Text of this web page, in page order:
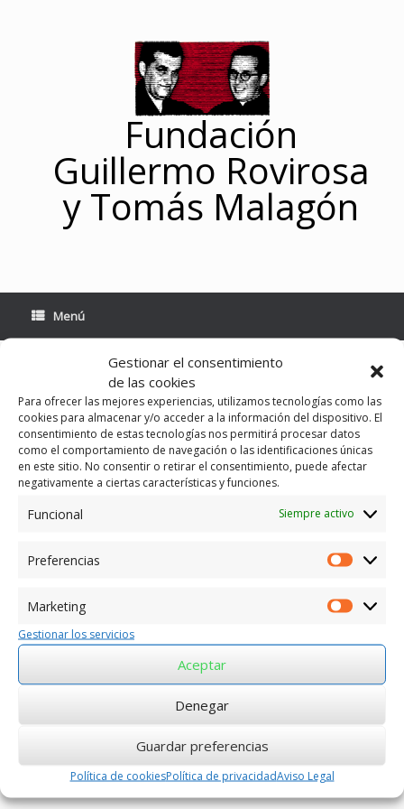
Gestionar el consentimiento
de las cookies
Para ofrecer las mejores experiencias, utilizamos tecnologías como las
cookies para almacenar y/o acceder a la información del dispositivo. El
consentimiento de estas tecnologías nos permitirá procesar datos
como el comportamiento de navegación o las identificaciones únicas
en este sitio. No consentir o retirar el consentimiento, puede afectar
negativamente a ciertas características y funciones.
Funcional Siempre activo
Preferencias
Marketing
Gestionar los servicios
Aceptar
Denegar
Guardar preferencias
Política de cookiesPolítica de privacidadAviso Legal
Fundación
Guillermo Rovirosa
y Tomás Malagón
Menú
Novedad editorial
twitter
Siguiente →